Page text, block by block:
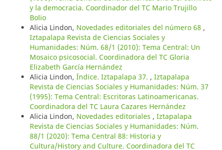
y la democracia. Coordinador del TC Mario Trujillo
Bolio
Alicia Lindon, Novedades editoriales del número 68 ,
Iztapalapa Revista de Ciencias Sociales y
Humanidades: Núm. 68/1 (2010): Tema Central: Un
Mosaico psicosocial. Coordinadora del TC Gloria
Elizabeth García Hernández
Alicia Lindon, Índice. Iztapalapa 37. , Iztapalapa
Revista de Ciencias Sociales y Humanidades: Núm. 37
(1995): Tema Central: Escritoras Latinoamericanas.
Coordinadora del TC Laura Cazares Hernández
Alicia Lindon, Novedades editoriales , Iztapalapa
Revista de Ciencias Sociales y Humanidades: Núm.
88/1 (2020): Tema Central 88: Historia y
Cultura/History and Culture. Coordinadora del TC